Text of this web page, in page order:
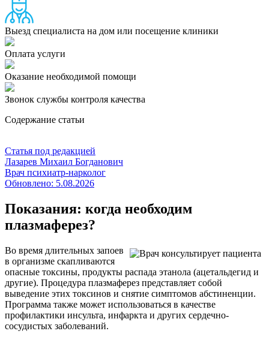
Выезд специалиста на дом или посещение клиники
Оплата услуги
Оказание необходимой помощи
Звонок службы контроля качества
Содержание статьи
Статья под редакцией
Лазарев Михаил Богданович
Врач психиатр-нарколог
Обновлено: 5.08.2026
Показания: когда необходим
плазмаферез?
Во время длительных запоев
в организме скапливаются
опасные токсины, продукты распада этанола (ацетальдегид и
другие). Процедура плазмаферез представляет собой
выведение этих токсинов и снятие симптомов абстиненции.
Программа также может использоваться в качестве
профилактики инсульта, инфаркта и других сердечно-
сосудистых заболеваний.